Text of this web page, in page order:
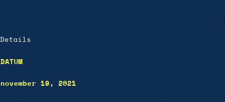
Details
DATUM
november 19, 2021